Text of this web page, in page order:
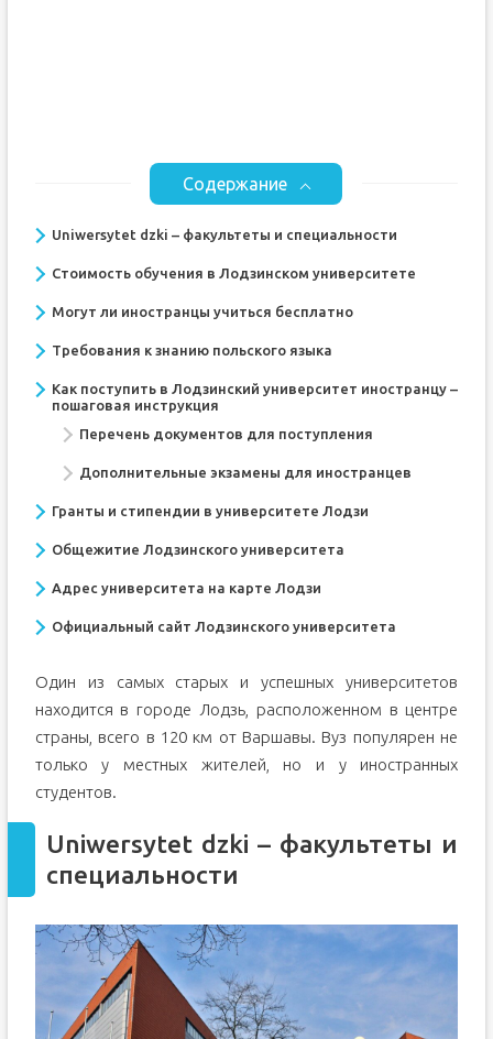
Содержание
Uniwersytet dzki – факультеты и специальности
Стоимость обучения в Лодзинском университете
Могут ли иностранцы учиться бесплатно
Требования к знанию польского языка
Как поступить в Лодзинский университет иностранцу –
пошаговая инструкция
Перечень документов для поступления
Дополнительные экзамены для иностранцев
Гранты и стипендии в университете Лодзи
Общежитие Лодзинского университета
Адрес университета на карте Лодзи
Официальный сайт Лодзинского университета
Один из самых старых и успешных университетов
находится в городе Лодзь, расположенном в центре
страны, всего в 120 км от Варшавы. Вуз популярен не
только у местных жителей, но и у иностранных
студентов.
Uniwersytet dzki – факультеты и
специальности